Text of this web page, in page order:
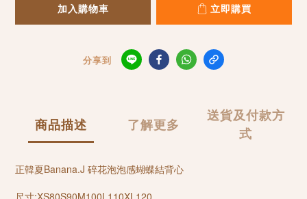
加入購物車 立即購買
分享到
商品描述 了解更多
送貨及付款方
式
正韓夏Banana.J 碎花泡泡感蝴蝶結背心